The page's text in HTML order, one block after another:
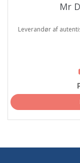
Mr
Leverandør af